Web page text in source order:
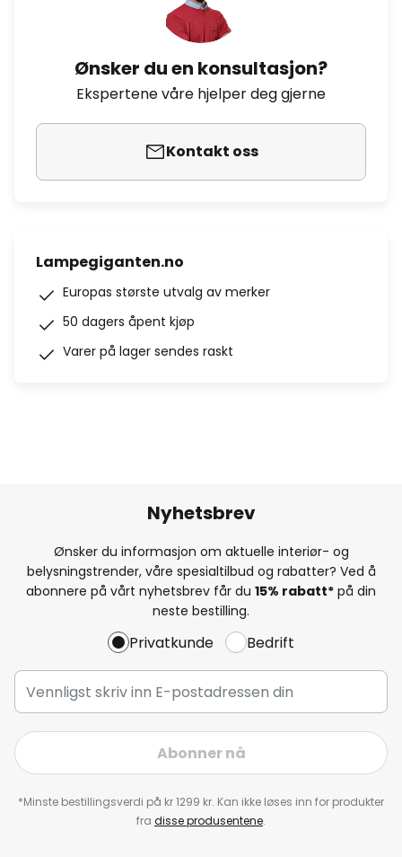
Ønsker du en konsultasjon?
Ekspertene våre hjelper deg gjerne
Kontakt oss
Lampegiganten.no
Europas største utvalg av merker
50 dagers åpent kjøp
Varer på lager sendes raskt
Nyhetsbrev
Ønsker du informasjon om aktuelle interiør- og
belysningstrender, våre spesialtilbud og rabatter? Ved å
abonnere på vårt nyhetsbrev får du 15% rabatt* på din
neste bestilling.
Privatkunde Bedrift
Abonner nå
*Minste bestillingsverdi på kr 1299 kr. Kan ikke løses inn for produkter
fra disse produsentene.